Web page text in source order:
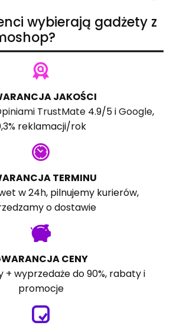
wybierają gadżety z
JAKOŚCI
TrustMate4.9/5 iGoogle,
reklamacji/rok
TERMINU
w 24h, pilnujemy kurierów,
o dostawie
CENY
+ wyprzedaże do 90%, rabaty i
promocje